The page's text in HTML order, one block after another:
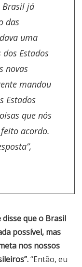
Brasil já
das
uma
Estados
novas
mandou
Estados
que nós
acordo.
disse que o Brasil
possível, mas
nos nossos
“Então, eu